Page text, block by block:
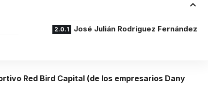
José Julián Rodríguez Fernández
Red Bird Capital (de los empresarios Dany